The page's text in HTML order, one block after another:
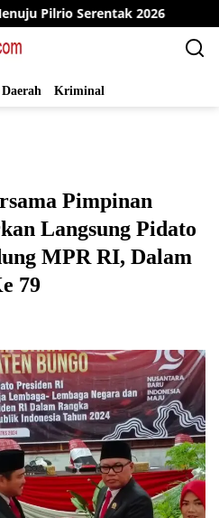
2026 Dinas PMD
Daerah Kriminal
Pimpinan
Langsung Pidato
MPR RI, Dalam
79